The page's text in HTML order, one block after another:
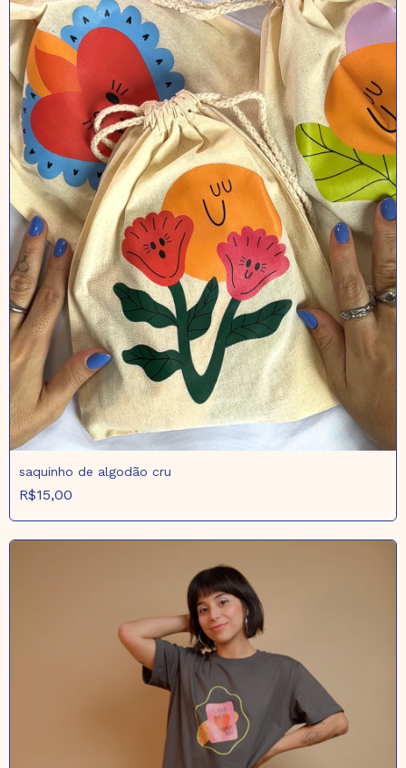
saquinho de algodão cru
R$15,00